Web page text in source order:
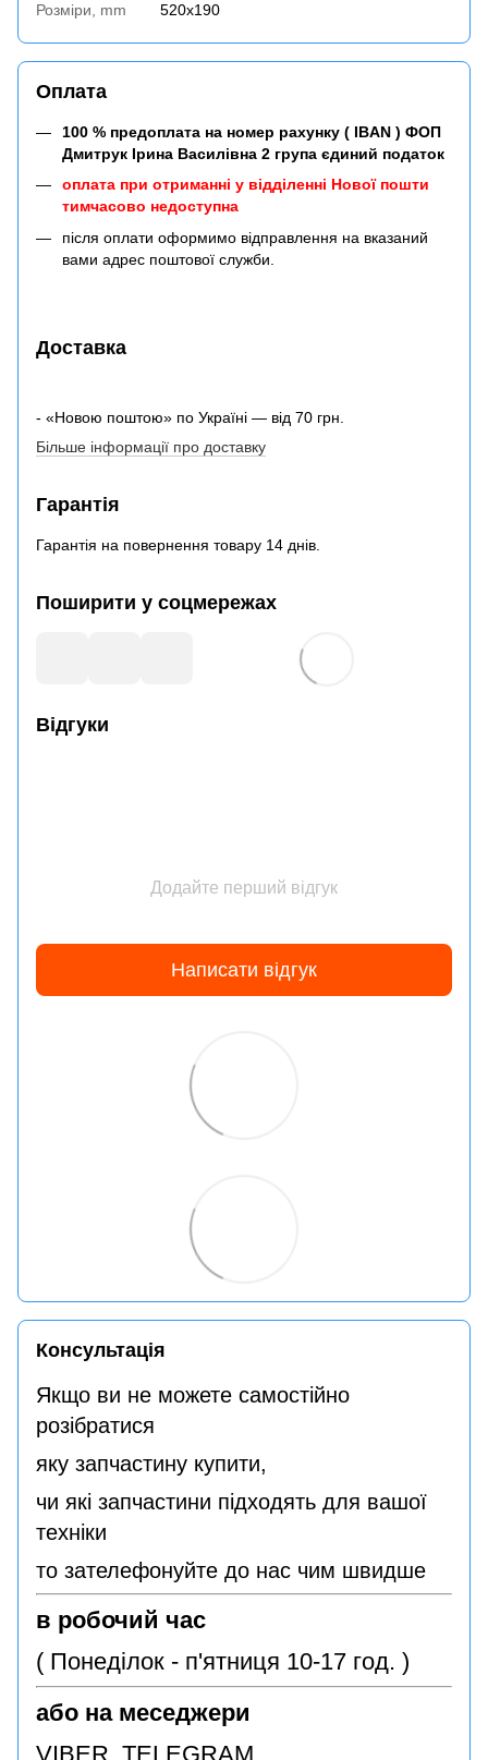
Розміри, mm
520x190
Оплата
100 % предоплата на номер рахунку ( IBAN ) ФОП
Дмитрук Ірина Василівна 2 група єдиний податок
оплата при отриманні у відділенні Нової пошти
тимчасово недоступна
після оплати оформимо відправлення на вказаний
вами адрес поштової служби.
Доставка
- «Новою поштою» по Україні — від 70 грн.
Більше інформації про доставку
Гарантія
Гарантія на повернення товару 14 днів.
Поширити у соцмережах
Відгуки
Додайте перший відгук
Написати відгук
Консультація
Якщо ви не можете самостійно
розібратися
яку запчастину купити,
чи які запчастини підходять для вашої
техніки
то зателефонуйте до нас чим швидше
в робочий час
( Понеділок - п'ятниця 10-17 год. )
або на меседжери
VIBER TELEGRAM